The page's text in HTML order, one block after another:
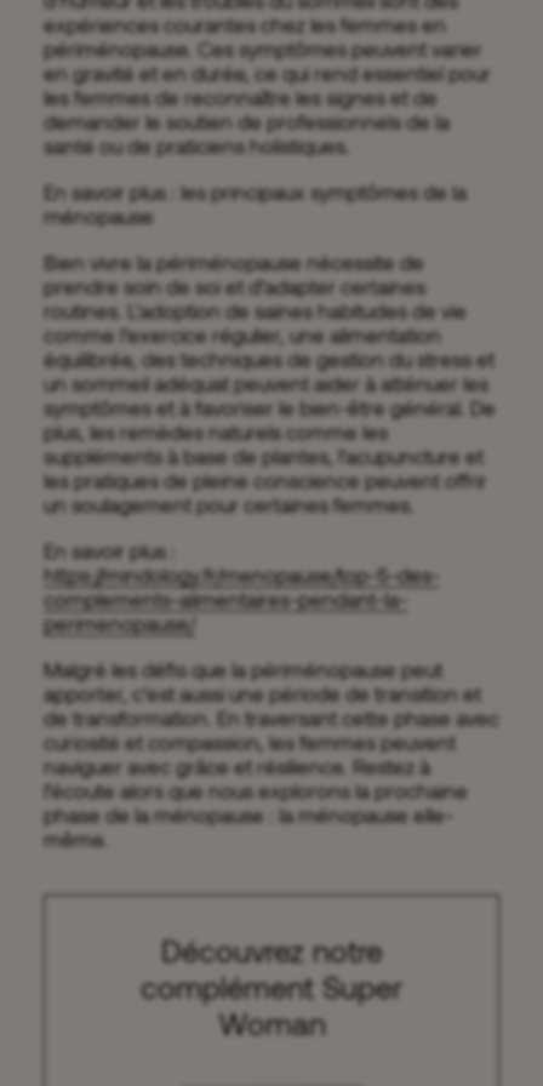
expériences courantes chez les femmes en
périménopause. Ces symptômes peuvent varier
en gravité et en durée, ce qui rend essentiel pour
les femmes de reconnaître les signes et de
demander le soutien de professionnels de la
santé ou de praticiens holistiques.
En savoir plus : les principaux symptômes de la
ménopause
Bien vivre la périménopause nécessite de
prendre soin de soi et d’adapter certaines
routines. L’adoption de saines habitudes de vie
comme l’exercice régulier, une alimentation
équilibrée, des techniques de gestion du stress et
un sommeil adéquat peuvent aider à atténuer les
symptômes et à favoriser le bien-être général. De
plus, les remèdes naturels comme les
suppléments à base de plantes, l’acupuncture et
les pratiques de pleine conscience peuvent offrir
un soulagement pour certaines femmes.
En savoir plus :
https://mindology.fr/menopause/top-5-des-
complements-alimentaires-pendant-la-
perimenopause/
Malgré les défis que la périménopause peut
apporter, c’est aussi une période de transition et
de transformation. En traversant cette phase avec
curiosité et compassion, les femmes peuvent
naviguer avec grâce et résilience. Restez à
l’écoute alors que nous explorons la prochaine
phase de la ménopause : la ménopause elle-
même.
Découvrez notre
complément Super
Woman